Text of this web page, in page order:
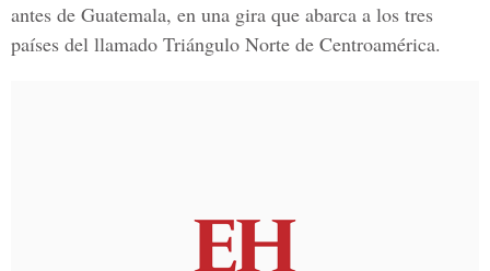
antes de Guatemala, en una gira que abarca a los tres
países del llamado Triángulo Norte de Centroamérica.